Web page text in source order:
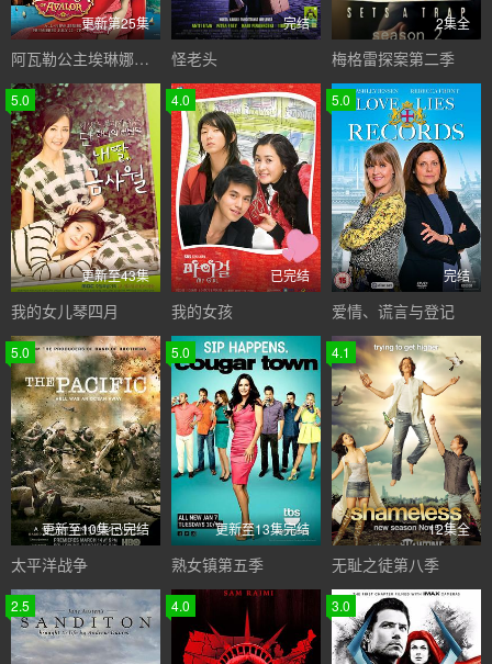
更新第25集
阿瓦勒公主埃琳娜第一季
完结
怪老头
2集全
梅格雷探案第二季
5.0
更新至43集
我的女儿琴四月
4.0
已完结
我的女孩
5.0
完结
爱情、谎言与登记
5.0
更新至10集已完结
太平洋战争
5.0
更新至13集完结
熟女镇第五季
4.1
12集全
无耻之徒第八季
2.5 4.0 3.0